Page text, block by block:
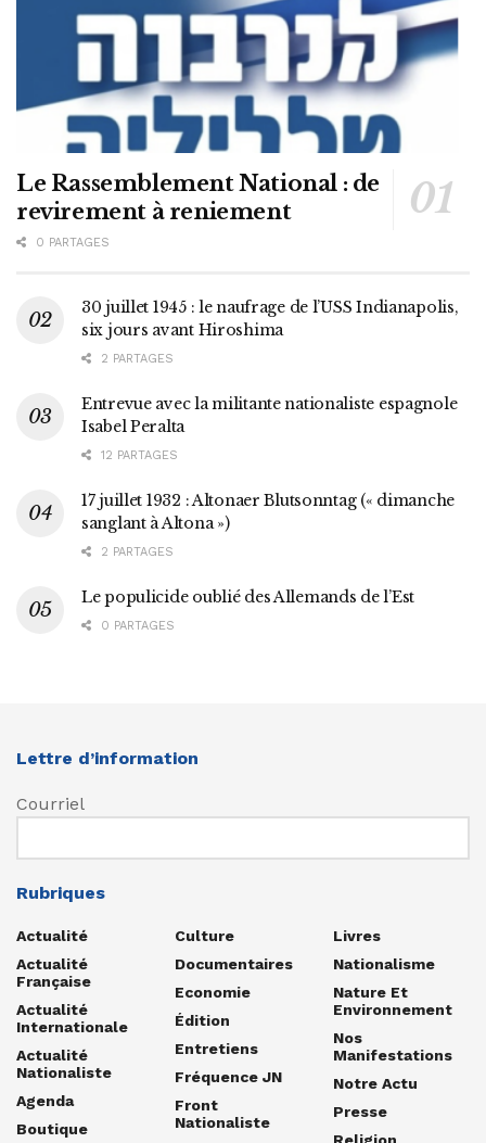
Le Rassemblement National : de
revirement à reniement
0 PARTAGES
30 juillet 1945 : le naufrage de l’USS Indianapolis,
six jours avant Hiroshima
2 PARTAGES
Entrevue avec la militante nationaliste espagnole
Isabel Peralta
12 PARTAGES
17 juillet 1932 : Altonaer Blutsonntag (« dimanche
sanglant à Altona »)
2 PARTAGES
Le populicide oublié des Allemands de l’Est
0 PARTAGES
Lettre d’information
Courriel
Rubriques
Actualité
Actualité
Française
Actualité
Internationale
Actualité
Nationaliste
Agenda
Boutique
Culture
Documentaires
Economie
Édition
Entretiens
Fréquence JN
Front
Nationaliste
Livres
Nationalisme
Nature Et
Environnement
Nos
Manifestations
Notre Actu
Presse